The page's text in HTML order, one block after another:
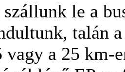
le a
talán
vagy a 25 km-